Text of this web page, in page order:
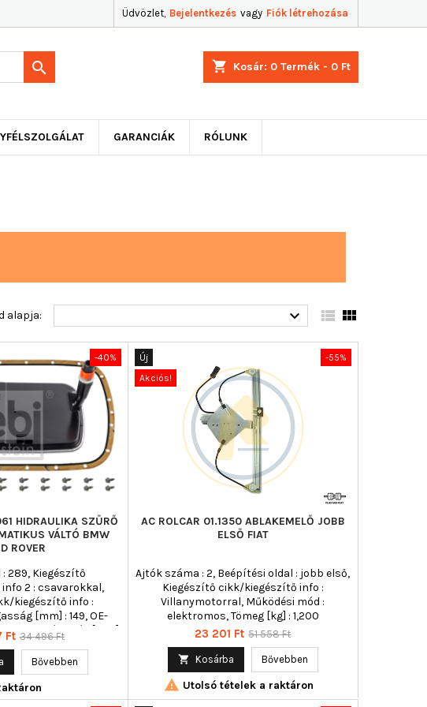
Üdvözlet, Bejelentkezés vagy Fiók létrehozása
shopping_cart Kosár: 0 Termék - 0 Ft

GARANCIÁK RÓLUNK
alapja:   
-40%
HIDRAULIKA SZŰRŐ
VÁLTÓ BMW
ROVER
289, Kiegészítő
2 : csavarokkal,
kiegészítő info :
[mm] : 149, OE-
069, Szélesség [mm]
[mm] : 182,0,
figyelembe veendő : ,
[kg] : 0,49
Ft Normál
34 496 Ft
Bővebben
-55%
Új
Akciós!
AC ROLCAR 01.1350 ABLAKEMELŐ JOBB
ELSŐ FIAT
Ajtók száma : 2, Beépítési oldal : jobb első,
Kiegészítő cikk/kiegészítő info :
Villanymotorral, Működési mód :
elektromos, Tömeg [kg] : 1,200
Ár
23 201 Ft Normál
51 558 Ft
 Kosárba Bővebben
 Utolsó tételek a raktáron